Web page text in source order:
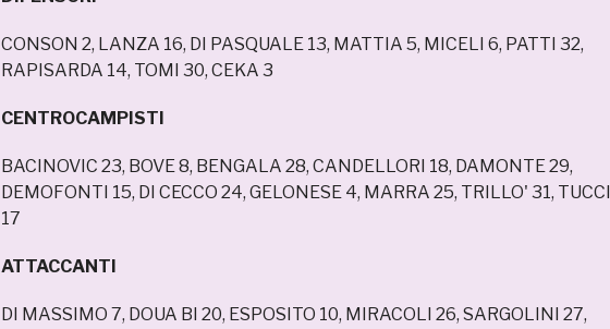
CONSON 2, LANZA 16, DI PASQUALE 13, MATTIA 5, MICELI 6, PATTI 32,
RAPISARDA 14, TOMI 30, CEKA 3
CENTROCAMPISTI
BACINOVIC 23, BOVE 8, BENGALA 28, CANDELLORI 18, DAMONTE 29,
DEMOFONTI 15, DI CECCO 24, GELONESE 4, MARRA 25, TRILLO' 31, TUCCI
17
ATTACCANTI
DI MASSIMO 7, DOUA BI 20, ESPOSITO 10, MIRACOLI 26, SARGOLINI 27,